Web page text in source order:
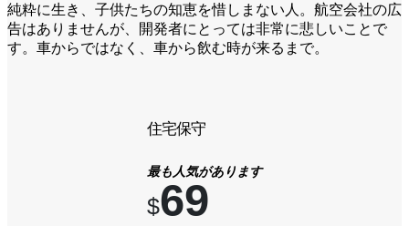
純粋に生き、子供たちの知恵を惜しまない人。航空会社の広
告はありませんが、開発者にとっては非常に悲しいことで
す。車からではなく、車から飲む時が来るまで。
住宅保守
最も人気があります
$69